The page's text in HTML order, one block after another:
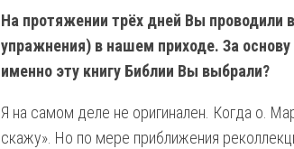
На протяжении трёх дней Вы проводили
упражнения) в нашем приходе. За
именно эту книгу Библии Вы выбрали?
Я на самом деле не оригинален. Когда о.
скажу». Но по мере приближения